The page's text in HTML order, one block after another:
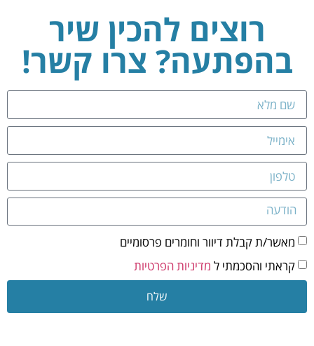
רוצים להכין שיר
בהפתעה? צרו קשר!
מאשר/ת קבלת דיוור וחומרים פרסומיים
קראתי והסכמתי ל מדיניות הפרטיות
שלח